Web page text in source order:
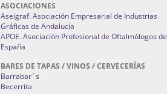
ASOCIACIONES
Aseigraf. Asociación Empresarial de Industrias
Gráficas de Andalucía
APOE. Asociación Profesional de Oftalmólogos de
España
BARES DE TAPAS / VINOS / CERVECERÍAS
Barrabar´s
Becerrita